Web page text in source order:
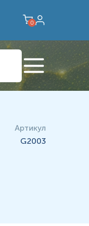
0
Мітохондрії є
при первинному
до виникнення
розвиток
цирозу біліарного
печінки.
Артикул
G2003